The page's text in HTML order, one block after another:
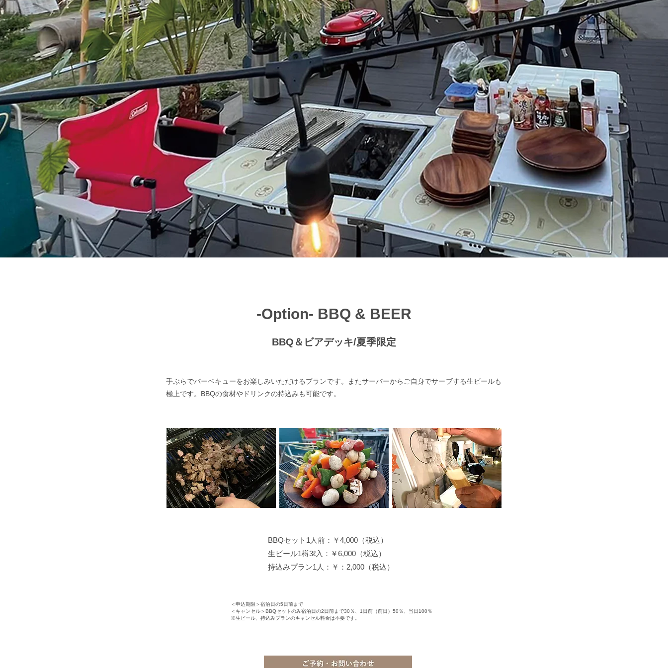
-Option- BBQ & BEER
BBQ＆ビアデッキ/夏季限定
手ぶらでバーベキューをお楽しみいただけるプランです。またサーバーからご自身でサーブする生ビールも
極上です。BBQの食材やドリンクの持込みも可能です。
BBQセット1人前：￥4,000（税込）
生ビール1樽3ℓ入：￥6,000（税込）
持込みプラン1人：￥：2,000（税込）
＜申込期限＞宿泊日の5日前まで
＜キャンセル＞BBQセットのみ宿泊日の2日前まで30％、1日前（前日）50％、当日100％
※生ビール、持込みプランのキャンセル料金は不要です。